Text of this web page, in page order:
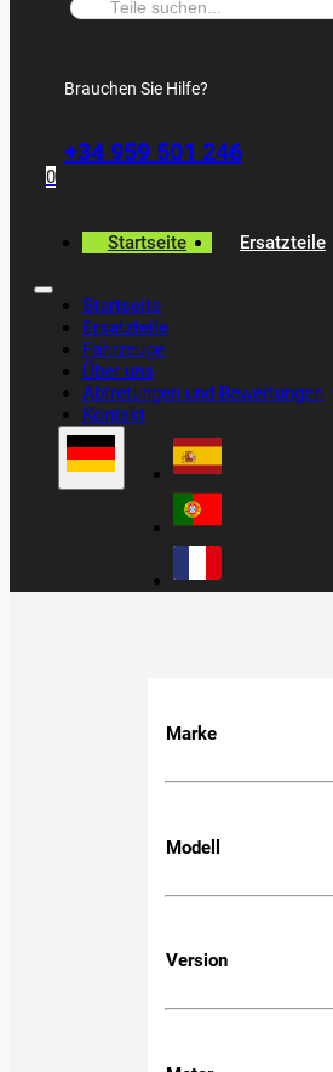
Suche:
Brauchen Sie Hilfe?
+34 959 501 246
0
Startseite Ersatzteile
Startseite
Ersatzteile
Fahrzeuge
Über uns
Abtretungen und Bewertungen
Kontakt
Marke
Modell
Version